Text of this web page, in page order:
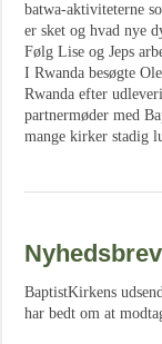
batwa-aktiviteterne
er sket og hvad nye
Følg Lise og Jeps
I Rwanda besøgte
Rwanda efter
partnermøder med
mange kirker stadig
BaptistKirkens
har bedt om at